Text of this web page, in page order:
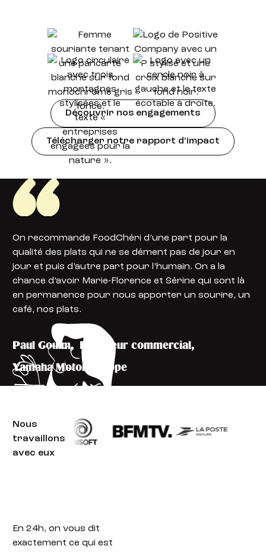
Découvrir nos engagements
Télécharger notre rapport d’impact
On recommande FoodChéri d’une part pour la
qualité des plats qui ne se dément pas de jour en
jour et puis d’autre part pour l’humain. On a la
chance d’avoir Marie-Florence et Sérine qui sont là
en permanence pour nous apporter un sourire, un
café, nos plats.
Paul Goulm, Directeur commercial,
Yamaha Motor Europe
Nous
travaillons
avec eux
En 24h, on vous dit
exactement ce qui est